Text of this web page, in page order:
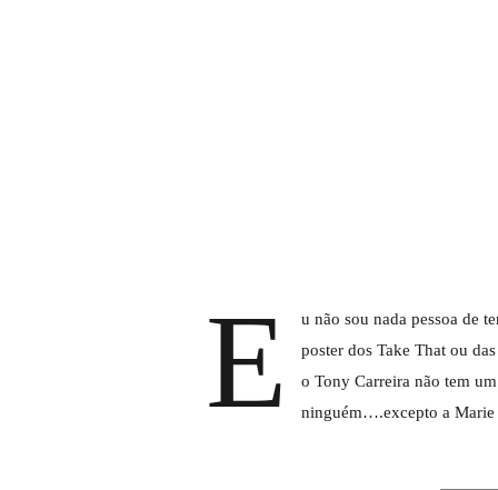
E
u não sou nada pessoa de
poster dos Take That ou
o Tony Carreira não tem
ninguém….excepto a